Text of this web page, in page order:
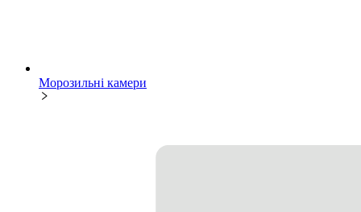
Морозильні камери